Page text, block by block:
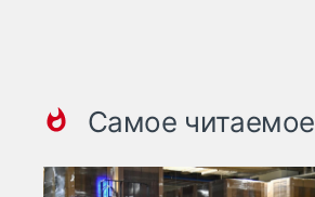
Самое читаемое